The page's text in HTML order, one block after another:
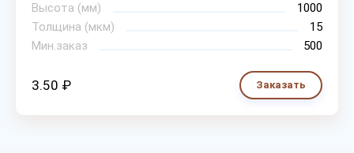
Высота (мм)
1000
Толщина (мкм)
15
Мин.заказ
500
3.50 ₽ Заказать